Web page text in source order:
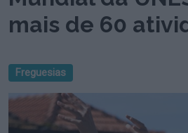
mais de 60
Freguesias